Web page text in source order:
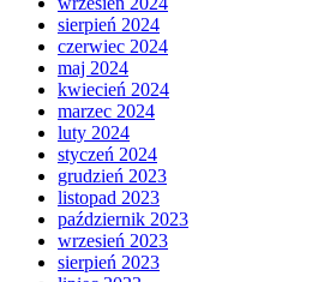
sierpień 2024
czerwiec 2024
maj 2024
kwiecień 2024
marzec 2024
luty 2024
styczeń 2024
grudzień 2023
listopad 2023
październik 2023
wrzesień 2023
sierpień 2023